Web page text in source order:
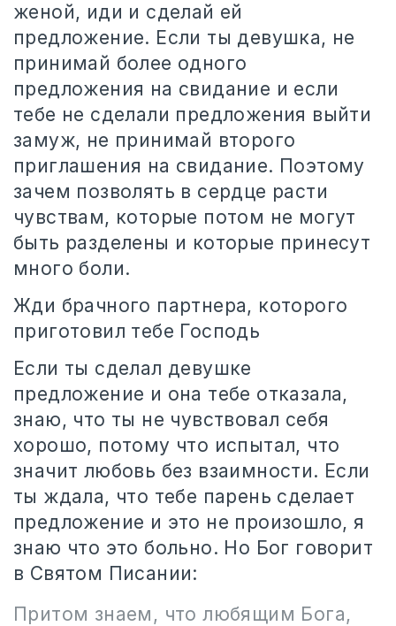
женой, иди и сделай ей
предложение. Если ты девушка, не
принимай более одного
предложения на свидание и если
тебе не сделали предложения выйти
замуж, не принимай второго
приглашения на свидание. Поэтому
зачем позволять в сердце расти
чувствам, которые потом не могут
быть разделены и которые принесут
много боли.
Жди брачного партнера, которого
приготовил тебе Господь
Если ты сделал девушке
предложение и она тебе отказала,
знаю, что ты не чувствовал себя
хорошо, потому что испытал, что
значит любовь без взаимности. Если
ты ждала, что тебе парень сделает
предложение и это не произошло, я
знаю что это больно. Но Бог говорит
в Святом Писании:
Притом знаем, что любящим Бога,